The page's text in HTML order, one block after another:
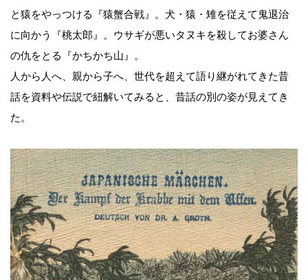
と猿をやっつける『猿蟹合戦』。犬・猿・雉を従えて鬼退治
に向かう『桃太郎』。ウサギが悪いタヌキを殺してお婆さん
の仇をとる『かちかち山』。
人から人へ、親から子へ、世代を超えて語り継がれてきた昔
話を資料や伝説で紐解いてみると、昔話の別の姿が見えてき
た。